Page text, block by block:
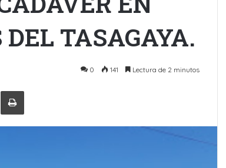
DEL TASAGAYA.
0 141 Lectura de 2 minutos
por Email Imprimir